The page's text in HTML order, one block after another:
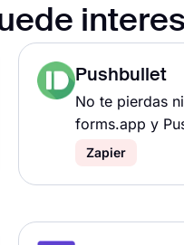
Pushbullet
No te pierdas
forms.app y
Zapier